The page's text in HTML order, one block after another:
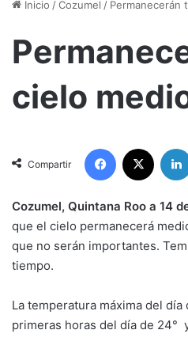
Inicio /Cozumel / Permanecerán
cielo
Compartir
Cozumel, Quintana Roo a 14
que el cielo permanecerá
que no serán importantes.
tiempo.
La temperatura máxima del
primeras horas del día de 24°